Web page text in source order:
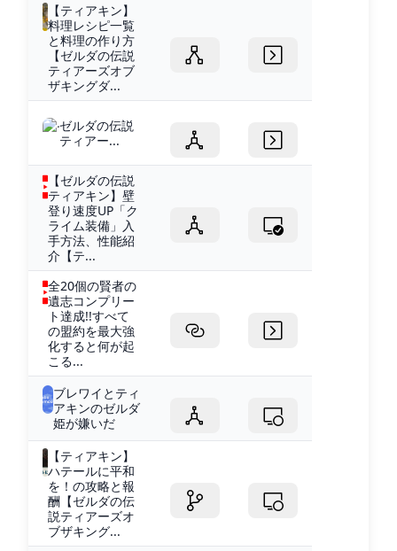
【ティアキン】
料理レシピ一覧
と料理の作り方
【ゼルダの伝説
ティアーズオブ
ザキングダ...
ゼルダの伝説
ティアー...
【ゼルダの伝説
ティアキン】壁
登り速度UP「ク
ライム装備」入
手方法、性能紹
介【テ...
全20個の賢者の
遺志コンプリー
ト達成!!すべて
の盟約を最大強
化すると何が起
こる...
ブレワイとティ
アキンのゼルダ
姫が嫌いだ
【ティアキン】
ハテールに平和
を！の攻略と報
酬【ゼルダの伝
説ティアーズオ
ブザキング...